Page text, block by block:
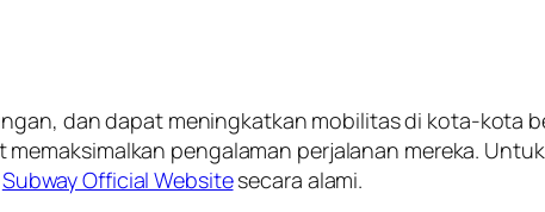
dan dapat meningkatkan mobilitas di kota-kota
pengalaman perjalanan mereka.
Subway Official Websitesecara alami.